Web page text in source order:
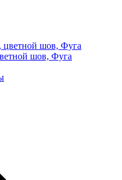
шов, Фуга